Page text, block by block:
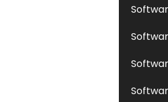
restritas, como curral ou
Nesse sistema, a alimentação